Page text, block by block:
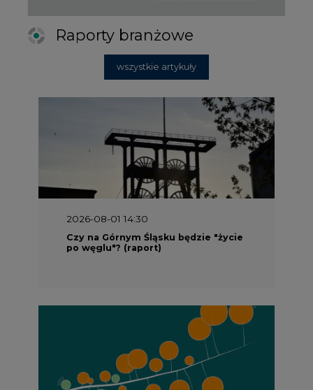
Raporty branżowe
wszystkie artykuły
2026-08-01 14:30
Czy na Górnym Śląsku będzie "życie
po węglu"? (raport)